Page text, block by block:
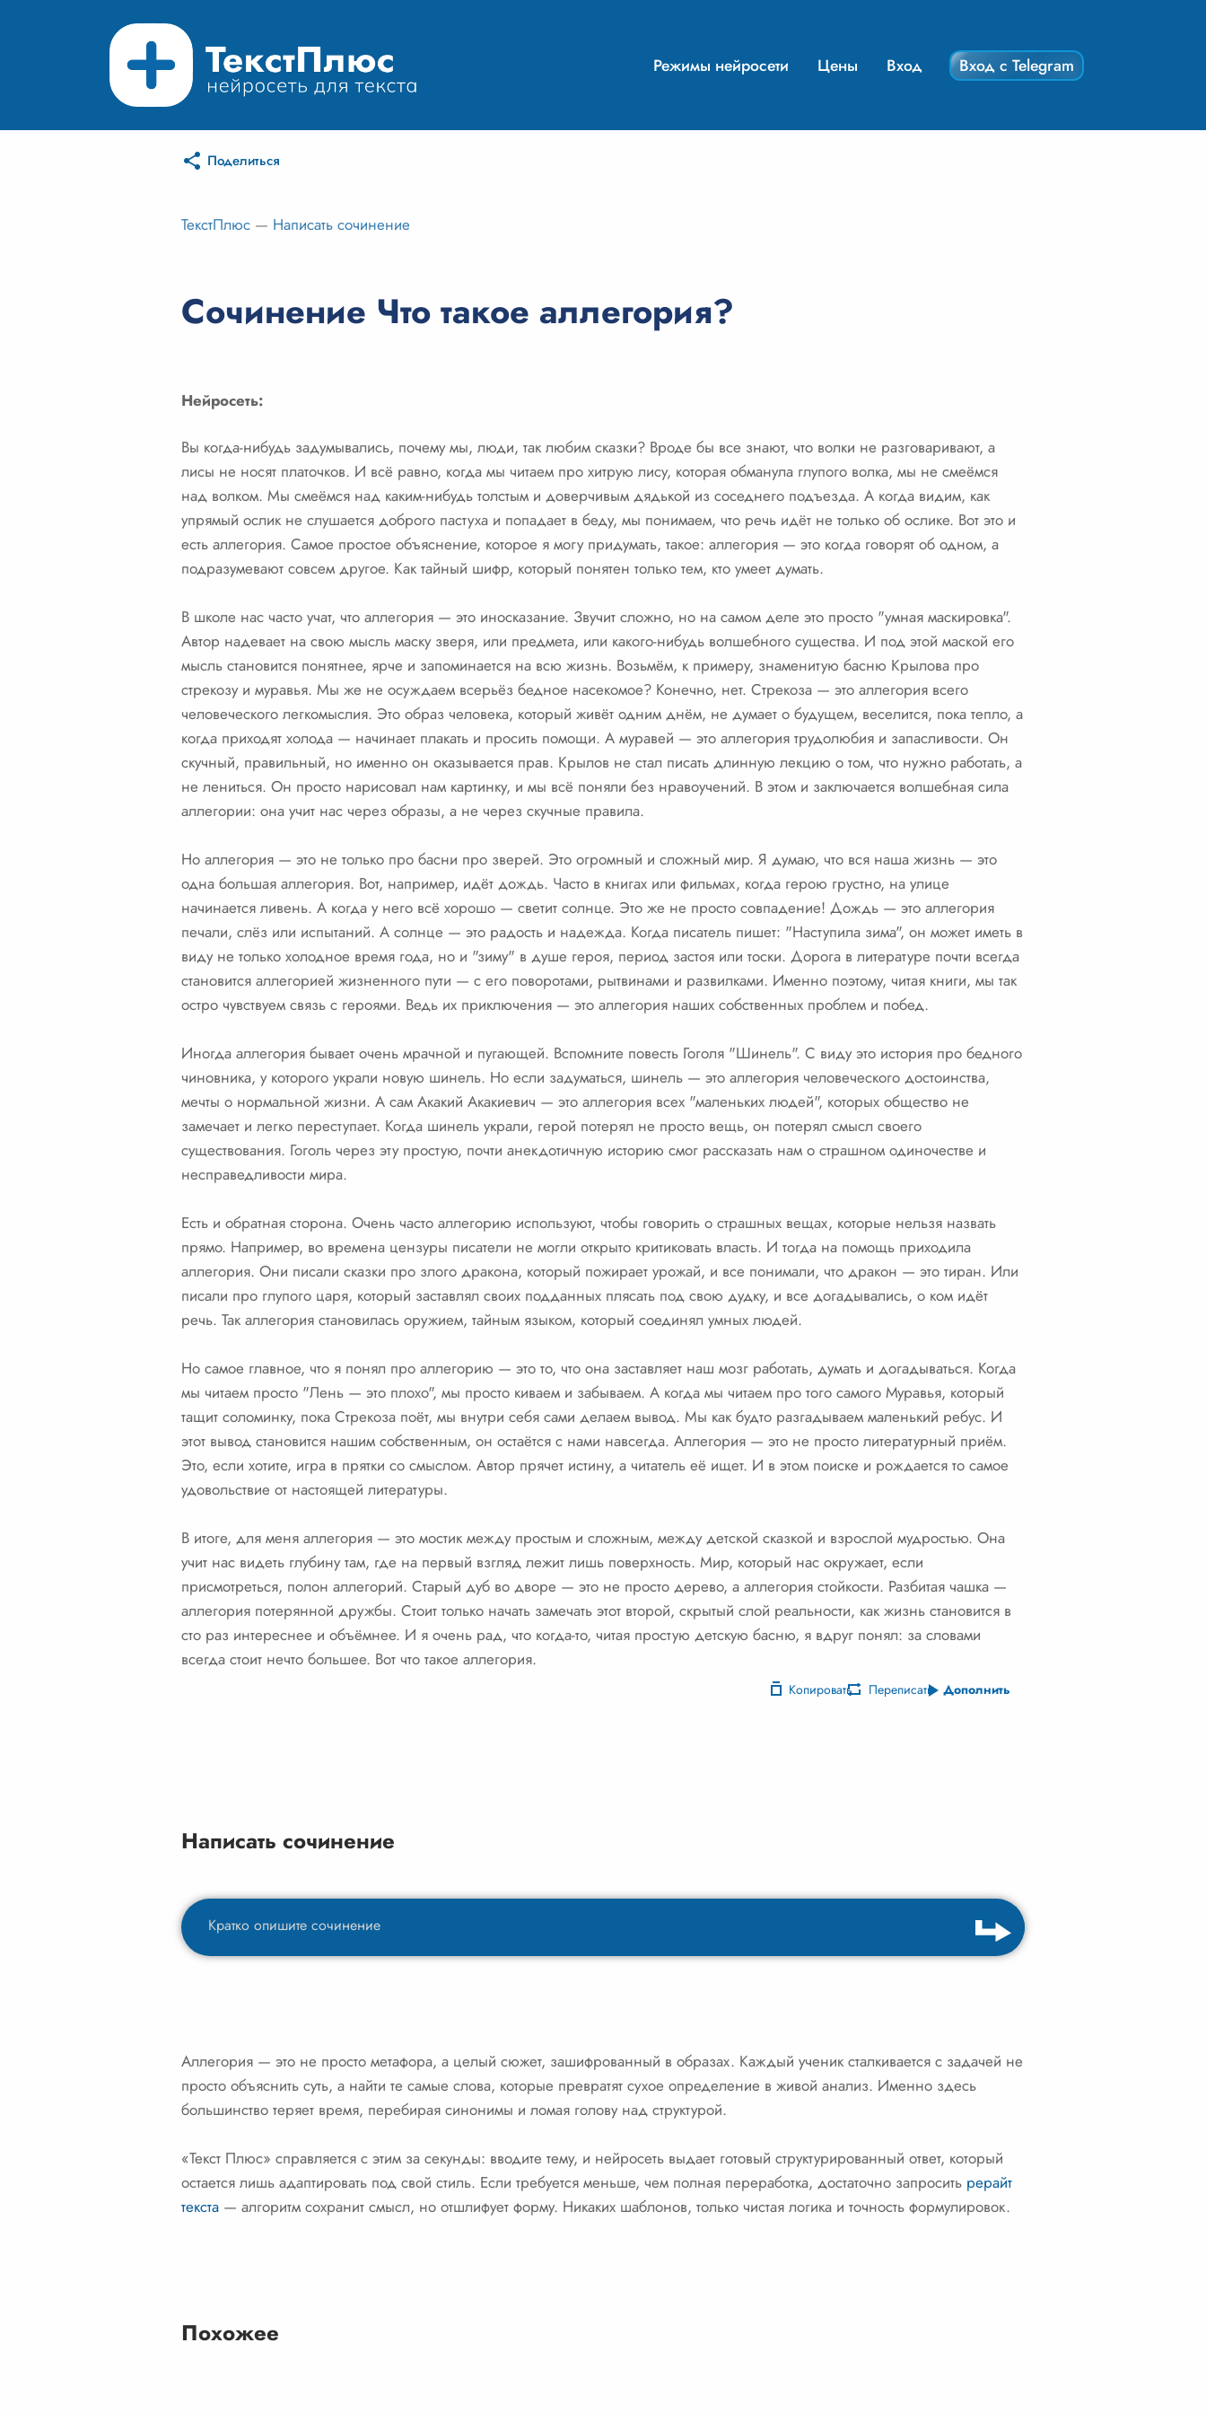
Режимы нейросети Цены Вход Вход с Telegram
Поделиться
ТекстПлюс — Написать сочинение
Сочинение Что такое аллегория?
Нейросеть:
Вы когда-нибудь задумывались, почему мы, люди, так любим сказки? Вроде бы все знают, что волки не разговаривают, а
лисы не носят платочков. И всё равно, когда мы читаем про хитрую лису, которая обманула глупого волка, мы не смеёмся
над волком. Мы смеёмся над каким-нибудь толстым и доверчивым дядькой из соседнего подъезда. А когда видим, как
упрямый ослик не слушается доброго пастуха и попадает в беду, мы понимаем, что речь идёт не только об ослике. Вот это и
есть аллегория. Самое простое объяснение, которое я могу придумать, такое: аллегория — это когда говорят об одном, а
подразумевают совсем другое. Как тайный шифр, который понятен только тем, кто умеет думать.
В школе нас часто учат, что аллегория — это иносказание. Звучит сложно, но на самом деле это просто "умная маскировка".
Автор надевает на свою мысль маску зверя, или предмета, или какого-нибудь волшебного существа. И под этой маской его
мысль становится понятнее, ярче и запоминается на всю жизнь. Возьмём, к примеру, знаменитую басню Крылова про
стрекозу и муравья. Мы же не осуждаем всерьёз бедное насекомое? Конечно, нет. Стрекоза — это аллегория всего
человеческого легкомыслия. Это образ человека, который живёт одним днём, не думает о будущем, веселится, пока тепло, а
когда приходят холода — начинает плакать и просить помощи. А муравей — это аллегория трудолюбия и запасливости. Он
скучный, правильный, но именно он оказывается прав. Крылов не стал писать длинную лекцию о том, что нужно работать, а
не лениться. Он просто нарисовал нам картинку, и мы всё поняли без нравоучений. В этом и заключается волшебная сила
аллегории: она учит нас через образы, а не через скучные правила.
Но аллегория — это не только про басни про зверей. Это огромный и сложный мир. Я думаю, что вся наша жизнь — это
одна большая аллегория. Вот, например, идёт дождь. Часто в книгах или фильмах, когда герою грустно, на улице
начинается ливень. А когда у него всё хорошо — светит солнце. Это же не просто совпадение! Дождь — это аллегория
печали, слёз или испытаний. А солнце — это радость и надежда. Когда писатель пишет: "Наступила зима", он может иметь в
виду не только холодное время года, но и "зиму" в душе героя, период застоя или тоски. Дорога в литературе почти всегда
становится аллегорией жизненного пути — с его поворотами, рытвинами и развилками. Именно поэтому, читая книги, мы так
остро чувствуем связь с героями. Ведь их приключения — это аллегория наших собственных проблем и побед.
Иногда аллегория бывает очень мрачной и пугающей. Вспомните повесть Гоголя "Шинель". С виду это история про бедного
чиновника, у которого украли новую шинель. Но если задуматься, шинель — это аллегория человеческого достоинства,
мечты о нормальной жизни. А сам Акакий Акакиевич — это аллегория всех "маленьких людей", которых общество не
замечает и легко переступает. Когда шинель украли, герой потерял не просто вещь, он потерял смысл своего
существования. Гоголь через эту простую, почти анекдотичную историю смог рассказать нам о страшном одиночестве и
несправедливости мира.
Есть и обратная сторона. Очень часто аллегорию используют, чтобы говорить о страшных вещах, которые нельзя назвать
прямо. Например, во времена цензуры писатели не могли открыто критиковать власть. И тогда на помощь приходила
аллегория. Они писали сказки про злого дракона, который пожирает урожай, и все понимали, что дракон — это тиран. Или
писали про глупого царя, который заставлял своих подданных плясать под свою дудку, и все догадывались, о ком идёт
речь. Так аллегория становилась оружием, тайным языком, который соединял умных людей.
Но самое главное, что я понял про аллегорию — это то, что она заставляет наш мозг работать, думать и догадываться. Когда
мы читаем просто "Лень — это плохо", мы просто киваем и забываем. А когда мы читаем про того самого Муравья, который
тащит соломинку, пока Стрекоза поёт, мы внутри себя сами делаем вывод. Мы как будто разгадываем маленький ребус. И
этот вывод становится нашим собственным, он остаётся с нами навсегда. Аллегория — это не просто литературный приём.
Это, если хотите, игра в прятки со смыслом. Автор прячет истину, а читатель её ищет. И в этом поиске и рождается то самое
удовольствие от настоящей литературы.
В итоге, для меня аллегория — это мостик между простым и сложным, между детской сказкой и взрослой мудростью. Она
учит нас видеть глубину там, где на первый взгляд лежит лишь поверхность. Мир, который нас окружает, если
присмотреться, полон аллегорий. Старый дуб во дворе — это не просто дерево, а аллегория стойкости. Разбитая чашка —
аллегория потерянной дружбы. Стоит только начать замечать этот второй, скрытый слой реальности, как жизнь становится в
сто раз интереснее и объёмнее. И я очень рад, что когда-то, читая простую детскую басню, я вдруг понял: за словами
всегда стоит нечто большее. Вот что такое аллегория.
Копировать Переписать Дополнить
Написать сочинение
Аллегория — это не просто метафора, а целый сюжет, зашифрованный в образах. Каждый ученик сталкивается с задачей не
просто объяснить суть, а найти те самые слова, которые превратят сухое определение в живой анализ. Именно здесь
большинство теряет время, перебирая синонимы и ломая голову над структурой.
«Текст Плюс» справляется с этим за секунды: вводите тему, и нейросеть выдает готовый структурированный ответ, который
остается лишь адаптировать под свой стиль. Если требуется меньше, чем полная переработка, достаточно запросить рерайт
текста — алгоритм сохранит смысл, но отшлифует форму. Никаких шаблонов, только чистая логика и точность формулировок.
Похожее